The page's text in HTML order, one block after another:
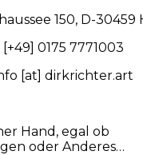
150, D-30459
[+49] 0175 7771003
[at] dirkrichter.art
Hand, egal ob
oder Anderes…